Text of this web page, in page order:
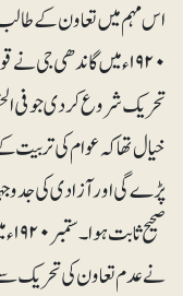
اس مہم میں تعاون کے
۱۹۲۰ء میں گاندھی جی نے
تحریک شروع کردی جو فی
خیال تھا کہ عوام کی تربیت
پڑے گی اور آزادی کی
نے عدم تعاون کی تحریک